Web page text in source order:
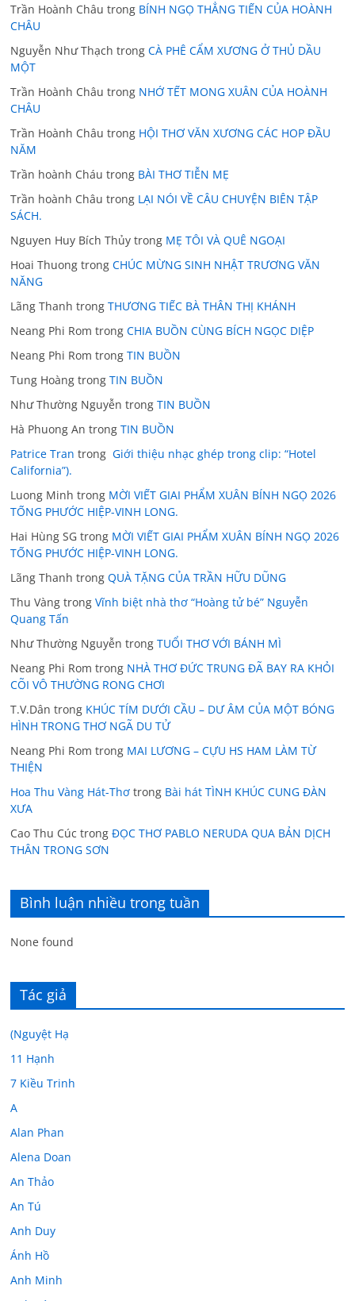
Trần Hoành Châu trong BÍNH NGỌ THẲNG TIẾN CỦA HOÀNH
CHÂU
Nguyễn Như Thạch trongCÀ PHÊ CẨM XƯƠNG Ở THỦ DẦU
MỘT
Trần Hoành Châu trong NHỚ TẾT MONG XUÂN CỦA HOÀNH
CHÂU
Trần Hoành Châu trong HỘI THƠ VĂN XƯƠNG CÁC HOP ĐẦU
NĂM
Trần hoành Cháu trong BÀI THƠ TIỄN MẸ
Trần hoành Châu trong LẠI NÓI VỀ CÂU CHUYỆN BIÊN TẬP
SÁCH.
Nguyen Huy Bích Thủy trong MẸ TÔI VÀ QUÊ NGOẠI
Hoai Thuong trongCHÚC MỪNG SINH NHẬT TRƯƠNG VĂN
NĂNG
Lãng Thanh trongTHƯƠNG TIẾC BÀ THÂN THỊ KHÁNH
Neang Phi Rom trongCHIA BUỒN CÙNG BÍCH NGỌC DIỆP
Neang Phi Rom trongTIN BUỒN
Tung Hoàng trongTIN BUỒN
Như Thường Nguyễn trongTIN BUỒN
Hà Phuong An trongTIN BUỒN
Patrice Tran trong Giới thiệu nhạc ghép trong clip: “Hotel
California”).
Luong Minh trong MỜI VIẾT GIAI PHẨM XUÂN BÍNH NGỌ 2026
TỐNG PHƯỚC HIỆP-VINH LONG.
Hai Hùng SG trong MỜI VIẾT GIAI PHẨM XUÂN BÍNH NGỌ 2026
TỐNG PHƯỚC HIỆP-VINH LONG.
Lãng Thanh trongQUÀ TẶNG CỦA TRẦN HỮU DŨNG
Thu Vàng trongVĩnh biệt nhà thơ “Hoàng tử bé” Nguyễn
Quang Tấn
Như Thường Nguyễn trongTUỔI THƠ VỚI BÁNH MÌ
Neang Phi Rom trong NHÀ THƠ ĐỨC TRUNG ĐÃ BAY RA KHỎI
CÕI VÔ THƯỜNG RONG CHƠI
T.V.Dân trong KHÚC TÍM DƯỚI CẦU – DƯ ÂM CỦA MỘT BÓNG
HÌNH TRONG THƠ NGÃ DU TỬ
Neang Phi Rom trong MAI LƯƠNG – CỰU HS HAM LÀM TỪ
THIỆN
Hoa Thu Vàng Hát-Thơ trong Bài hát TÌNH KHÚC CUNG ĐÀN
XƯA
Cao Thu Cúc trongĐỌC THƠ PABLO NERUDA QUA BẢN DỊCH
THÂN TRONG SƠN
Bình luận nhiều trong tuần
None found
Tác giả
(Nguyệt Hạ
11 Hạnh
7 Kiều Trinh
A
Alan Phan
Alena Doan
An Thảo
An Tú
Anh Duy
Ánh Hồ
Anh Minh